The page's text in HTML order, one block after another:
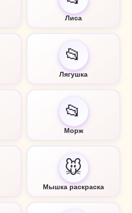
Лиса
📂
Лягушка
📂
Морж
🐭
Мышка раскраска